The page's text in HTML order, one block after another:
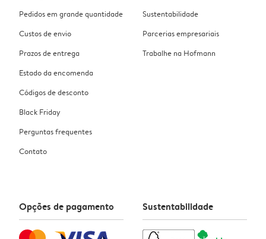
Pedidos em grande quantidade
Custos de envio
Prazos de entrega
Estado da encomenda
Códigos de desconto
Black Friday
Perguntas frequentes
Contato
Sustentabilidade
Parcerias empresariais
Trabalhe na Hofmann
Opções de pagamento Sustentabilidade